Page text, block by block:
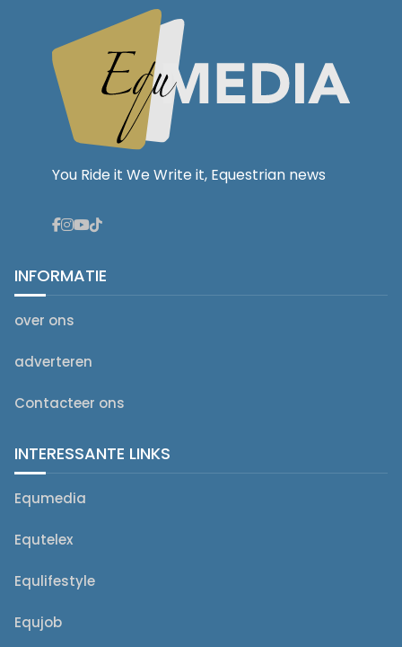
You Ride it We Write it, Equestrian news
INFORMATIE
over ons
adverteren
Contacteer ons
INTERESSANTE LINKS
Equmedia
Equtelex
Equlifestyle
Equjob